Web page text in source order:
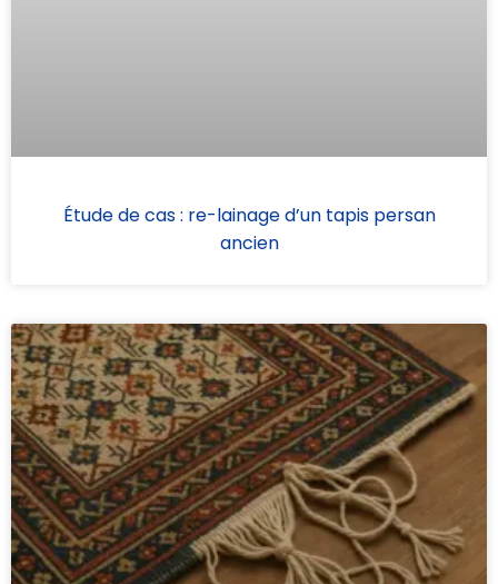
Étude de cas : re-lainage d’un tapis persan
ancien